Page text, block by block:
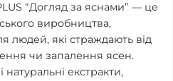
“Догляд за яснами” — це
виробництва,
людей, які страждають від
чи запалення ясен.
екстракти,